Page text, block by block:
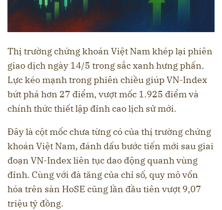
Thị trường chứng khoán Việt Nam khép lại phiên
giao dịch ngày 14/5 trong sắc xanh hưng phấn.
Lực kéo mạnh trong phiên chiều giúp VN-Index
bứt phá hơn 27 điểm, vượt mốc 1.925 điểm và
chính thức thiết lập đỉnh cao lịch sử mới.
Đây là cột mốc chưa từng có của thị trường chứng
khoán Việt Nam, đánh dấu bước tiến mới sau giai
đoạn VN-Index liên tục dao động quanh vùng
đỉnh. Cùng với đà tăng của chỉ số, quy mô vốn
hóa trên sàn HoSE cũng lần đầu tiên vượt 9,07
triệu tỷ đồng.